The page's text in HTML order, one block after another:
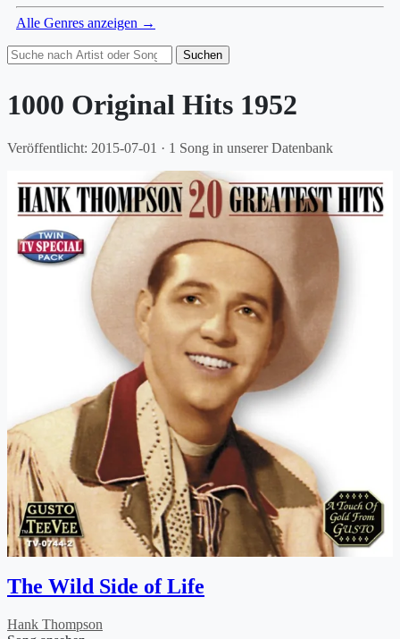
Alle Genres anzeigen →
Suchen
1000 Original Hits 1952
Veröffentlicht: 2015-07-01 · 1 Song in unserer Datenbank
The Wild Side of Life
Hank Thompson